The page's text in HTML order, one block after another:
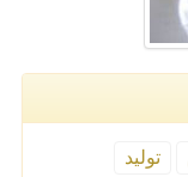
تولید